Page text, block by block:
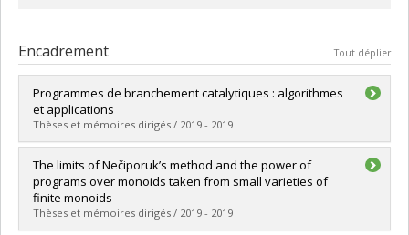
Encadrement Tout déplier
Programmes de branchement catalytiques : algorithmes
et applications
Thèses et mémoires dirigés / 2019 - 2019
Diplômé(e) :Côté, Hugo
Cycle :Maîtrise
Diplôme obtenu :
Lien vers le document dans Papyrus
The limits of Nečiporuk’s method and the power of
programs over monoids taken from small varieties of
finite monoids
Thèses et mémoires dirigés / 2019 - 2019